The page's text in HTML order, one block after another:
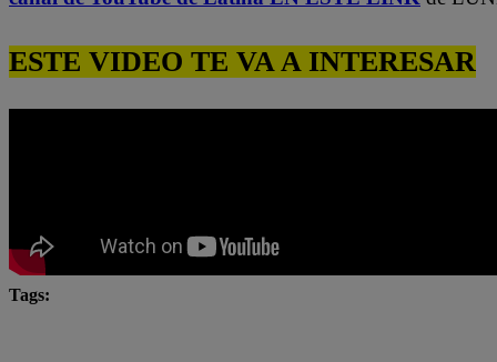
ESTE VIDEO TE VA A INTERESAR
Tags: